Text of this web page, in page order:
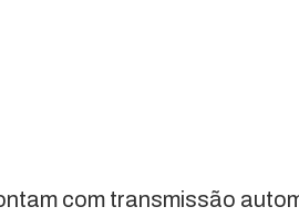
com transmissão